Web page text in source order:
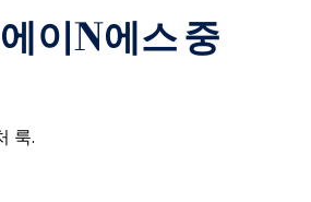
에이 N에스중
룩.